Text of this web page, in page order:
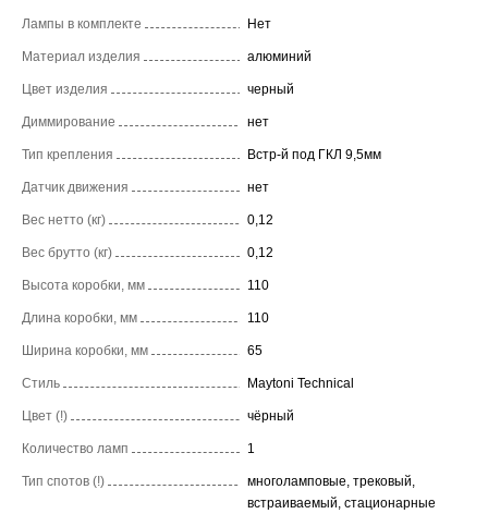
Лампы в комплекте Нет
Материал изделия алюминий
Цвет изделия черный
Диммирование нет
Тип крепления Встр-й под ГКЛ 9,5мм
Датчик движения нет
Вес нетто (кг) 0,12
Вес брутто (кг) 0,12
Высота коробки, мм 110
Длина коробки, мм 110
Ширина коробки, мм 65
Стиль Maytoni Technical
Цвет (!) чёрный
Количество ламп 1
Тип спотов (!)
многоламповые, трековый,
встраиваемый, стационарные